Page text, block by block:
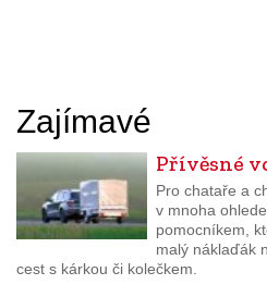
Zajímavé
Přívěsné
Pro chataře a
v mnoha
pomocníkem,
malý náklaďák
cest s kárkou či kolečkem.